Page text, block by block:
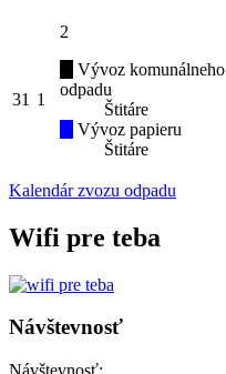
31 1
2
Vývoz komunálneho
odpadu
Štitáre
Vývoz papieru
Štitáre
Kalendár zvozu odpadu
Wifi pre teba
Návštevnosť